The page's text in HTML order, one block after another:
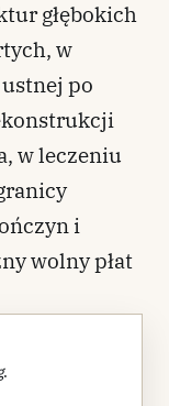
głębokich
w
po
w leczeniu
i
wolny płat
.